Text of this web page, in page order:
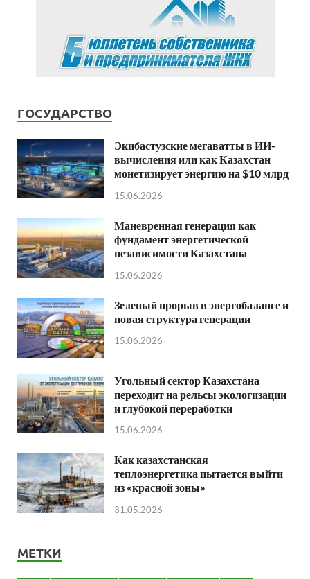
ГОСУДАРСТВО
Экибастузские мегаватты в ИИ-
вычисления или как Казахстан
монетизирует энергию на $10 млрд
15.06.2026
Маневренная генерация как
фундамент энергетической
независимости Казахстана
15.06.2026
Зеленый прорыв в энергобалансе и
новая структура генерации
15.06.2026
Угольный сектор Казахстана
переходит на рельсы экологизации
и глубокой переработки
15.06.2026
Как казахстанская
теплоэнергетика пытается выйти
из «красной зоны»
31.05.2026
МЕТКИ